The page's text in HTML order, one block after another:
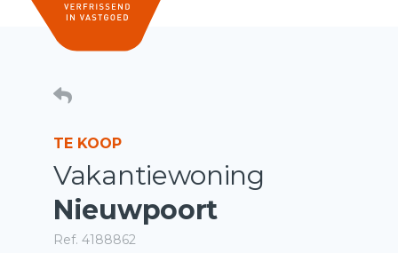
TE KOOP
Vakantiewoning
Nieuwpoort
Ref. 4188862